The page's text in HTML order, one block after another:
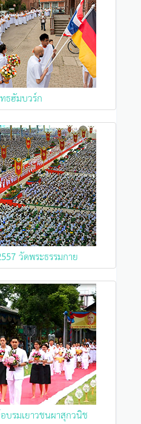
ธฮัมบวร์ก
วัดพระธรรมกาย
รมเยาวชนผาสุกวนิช